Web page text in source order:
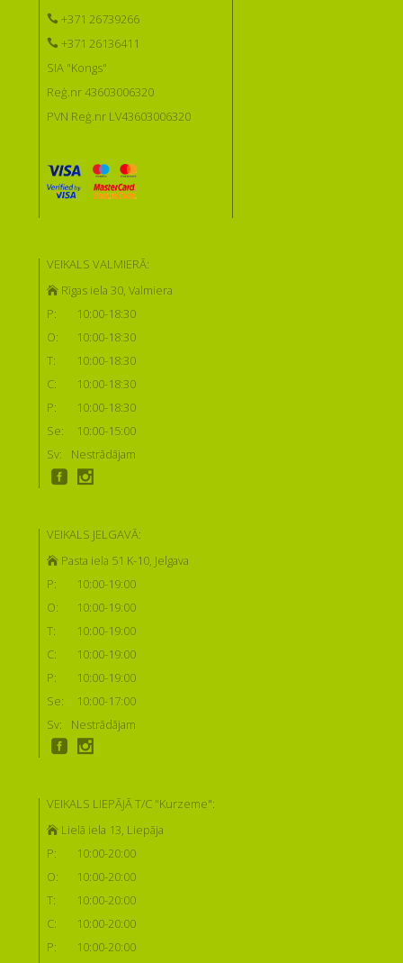
+371 26739266
+371 26136411
SIA "Kongs"
Reģ.nr 43603006320
PVN Reģ.nr LV43603006320
VEIKALS VALMIERĀ:
Rīgas iela 30, Valmiera
P:
10:00-18:30
O:
10:00-18:30
T:
10:00-18:30
C:
10:00-18:30
P:
10:00-18:30
Se:
10:00-15:00
Sv:
Nestrādājam
VEIKALS JELGAVĀ:
Pasta iela 51 K-10, Jelgava
P:
10:00-19:00
O:
10:00-19:00
T:
10:00-19:00
C:
10:00-19:00
P:
10:00-19:00
Se:
10:00-17:00
Sv:
Nestrādājam
VEIKALS LIEPĀJĀ T/C "Kurzeme":
Lielā iela 13, Liepāja
P:
10:00-20:00
O:
10:00-20:00
T:
10:00-20:00
C:
10:00-20:00
P:
10:00-20:00